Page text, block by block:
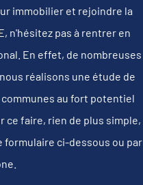
immobilier et rejoindre la
n'hésitez pas à rentrer en
En effet, de nombreuses
réalisons une étude de
au fort potentiel
ce faire, rien de plus simple,
ci-dessous ou par